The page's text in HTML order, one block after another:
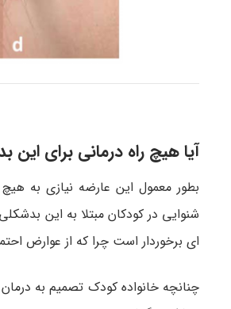
آیا هیچ راه درمانی برای
بطور معمول این عارضه نیازی به
شنوایی در کودکان مبتلا به این
ای برخوردار است چرا که از عوارض
چنانچه خانواده کودک تصمیم به